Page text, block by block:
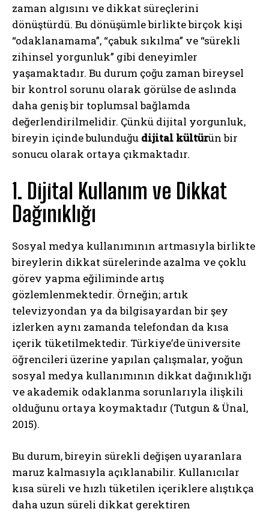
zaman algısını ve dikkat süreçlerini
dönüştürdü. Bu dönüşümle birlikte birçok kişi
“odaklanamama”, “çabuk sıkılma” ve “sürekli
zihinsel yorgunluk” gibi deneyimler
yaşamaktadır. Bu durum çoğu zaman bireysel
bir kontrol sorunu olarak görülse de aslında
daha geniş bir toplumsal bağlamda
değerlendirilmelidir. Çünkü dijital yorgunluk,
bireyin içinde bulunduğu dijital kültürün bir
sonucu olarak ortaya çıkmaktadır.
1. Dijital Kullanım ve Dikkat
Dağınıklığı
Sosyal medya kullanımının artmasıyla birlikte
bireylerin dikkat sürelerinde azalma ve çoklu
görev yapma eğiliminde artış
gözlemlenmektedir. Örneğin; artık
televizyondan ya da bilgisayardan bir şey
izlerken aynı zamanda telefondan da kısa
içerik tüketilmektedir. Türkiye’de üniversite
öğrencileri üzerine yapılan çalışmalar, yoğun
sosyal medya kullanımının dikkat dağınıklığı
ve akademik odaklanma sorunlarıyla ilişkili
olduğunu ortaya koymaktadır (Tutgun & Ünal,
2015).
Bu durum, bireyin sürekli değişen uyaranlara
maruz kalmasıyla açıklanabilir. Kullanıcılar
kısa süreli ve hızlı tüketilen içeriklere alıştıkça
daha uzun süreli dikkat gerektiren